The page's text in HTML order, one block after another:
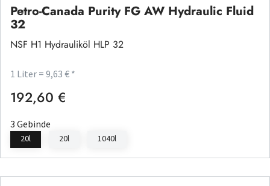
Petro-Canada Purity FG AW Hydraulic Fluid
32
NSF H1 Hydrauliköl HLP 32
1 Liter = 9,63 € *
Regulärer Preis:
192,60 €
3 Gebinde
20l 20l 1040l